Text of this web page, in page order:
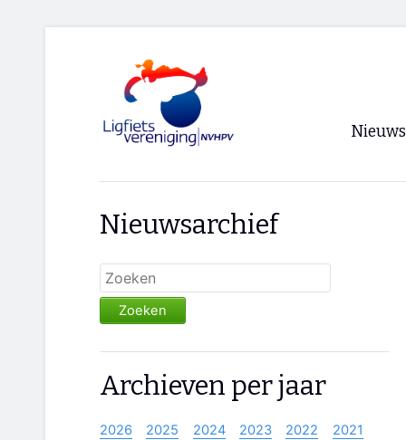
Nieuws
Nieuwsarchief
Zoeken
Archieven per jaar
2026 2025 2024 2023 2022
2021